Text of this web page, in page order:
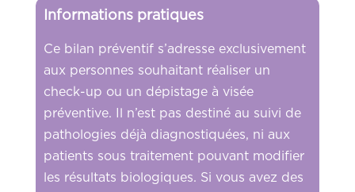
Informations pratiques
Ce bilan préventif s’adresse exclusivement
aux personnes souhaitant réaliser un
check-up ou un dépistage à visée
préventive. Il n’est pas destiné au suivi de
pathologies déjà diagnostiquées, ni aux
patients sous traitement pouvant modifier
les résultats biologiques. Si vous avez des